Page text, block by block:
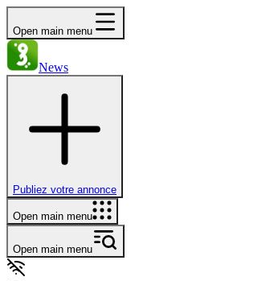
Open main menu
News
Publiez votre annonce
Open main menu
Open main menu